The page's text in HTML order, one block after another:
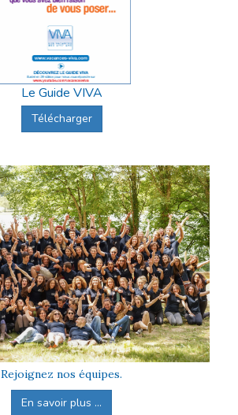
Le Guide VIVA
Télécharger
Rejoignez nos équipes.
En savoir plus ...